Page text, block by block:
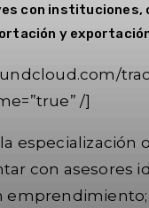
con instituciones,
y
/]
con asesores